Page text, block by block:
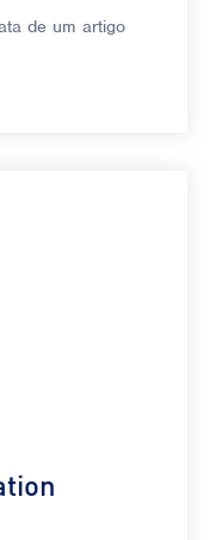
de um artigo